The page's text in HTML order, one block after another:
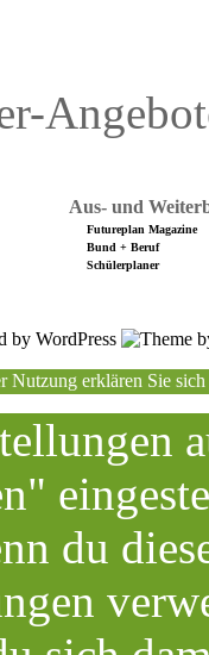
Aus- und
Futureplan Magazine
Bund + Beruf
Schülerplaner
Nutzung erklären Sie
du